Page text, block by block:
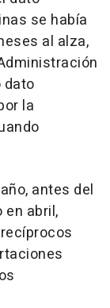
se había
al alza,
dato
la
antes del
en abril,